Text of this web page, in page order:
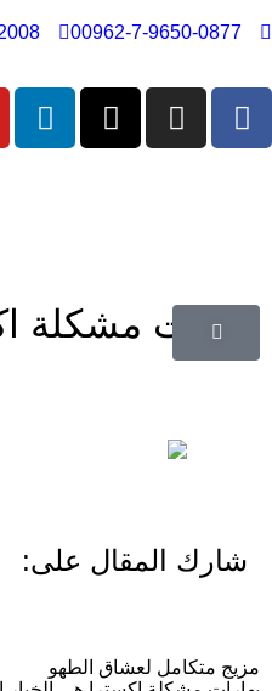
00962-7-9650-0877
بهارات مشكلة
شارك المقال على:
مزيج متكامل لعشاق الطهو